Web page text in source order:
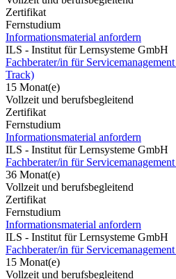
Zertifikat
Fernstudium
Informationsmaterial anfordern
ILS - Institut für Lernsysteme GmbH
Fachberater/in für
Track)
15 Monat(e)
Vollzeit und berufsbegleitend
Zertifikat
Fernstudium
Informationsmaterial anfordern
ILS - Institut für Lernsysteme GmbH
Fachberater/in für
36 Monat(e)
Vollzeit und berufsbegleitend
Zertifikat
Fernstudium
Informationsmaterial anfordern
ILS - Institut für Lernsysteme GmbH
Fachberater/in für
15 Monat(e)
Vollzeit und berufsbegleitend